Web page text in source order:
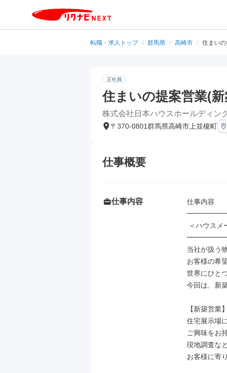
転職・求人トップ / 群馬県 / 高崎市 / 住まい
正社員
住まいの提案営業(新
株式会社日本ハウスホールディン
〒370-0801群馬県高崎市上並榎町
仕事概要
仕事内容
仕事内容
当社が扱う
お客様の希
世界にひと
今回は、新
【新築営業】
住宅展示場
ご興味をお
現地調査な
お客様に寄